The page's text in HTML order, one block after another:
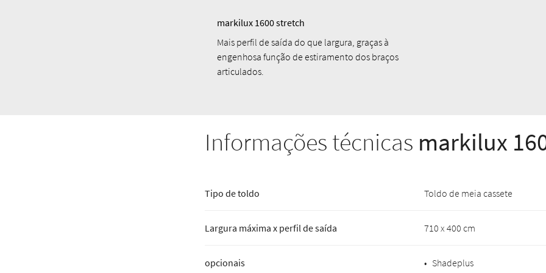
markilux 1600 stretch
Mais perfil de saída do que largura, graças à
engenhosa função de estiramento dos braços
articulados.
Informações técnicas markilux
Tipo de toldo Toldo de meia cassete
Largura máxima x perfil de saída 710 x 400 cm
opcionais • Shadeplus